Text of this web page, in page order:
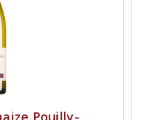
Pouilly-